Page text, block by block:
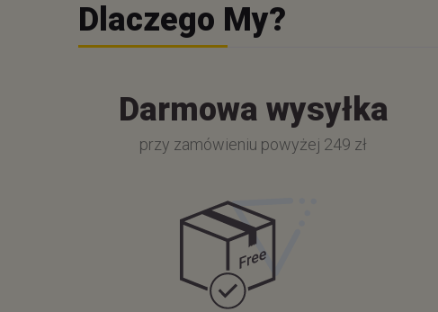
Dlaczego My?
Darmowa wysyłka
przy zamówieniu powyżej 249 zł